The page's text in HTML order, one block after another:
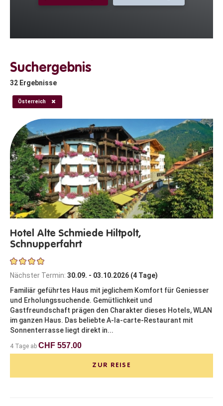
Suchergebnis
32 Ergebnisse
Österreich
Hotel Alte Schmiede Hiltpolt,
Schnupperfahrt
Nächster Termin: 30.09. - 03.10.2026 (4 Tage)
Familiär geführtes Haus mit jeglichem Komfort für Geniesser
und Erholungssuchende. Gemütlichkeit und
Gastfreundschaft prägen den Charakter dieses Hotels, WLAN
im ganzen Haus. Das beliebte A-la-carte-Restaurant mit
Sonnenterrasse liegt direkt in...
4 Tage ab CHF 557.00
ZUR REISE